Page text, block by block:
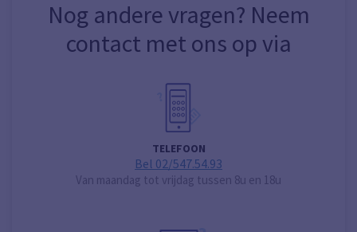
Nog andere vragen? Neem
contact met ons op via
TELEFOON
Bel 02/547.54.93
Van maandag tot vrijdag tussen 8u en 18u